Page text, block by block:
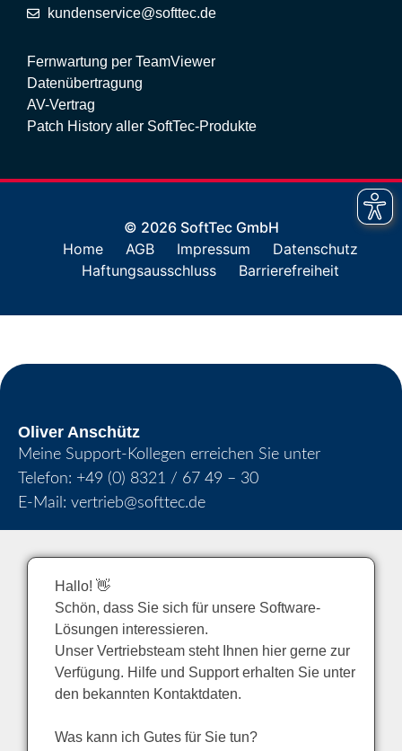
kundenservice@softtec.de
Fernwartung per TeamViewer
Datenübertragung
AV-Vertrag
Patch History aller SoftTec-Produkte
© 2026 SoftTec GmbH
Home
AGB Impressum
Datenschutz
Haftungsausschluss
Barrierefreiheit
Oliver Anschütz
Meine Support-Kollegen erreichen Sie unter
Telefon: +49 (0) 8321 / 67 49 – 30
E-Mail: vertrieb@softtec.de
Hallo! 👋
Schön, dass Sie sich für unsere Software-
Lösungen interessieren.
Unser Vertriebsteam steht Ihnen hier gerne zur
Verfügung. Hilfe und Support erhalten Sie unter
den bekannten Kontaktdaten.
Was kann ich Gutes für Sie tun?